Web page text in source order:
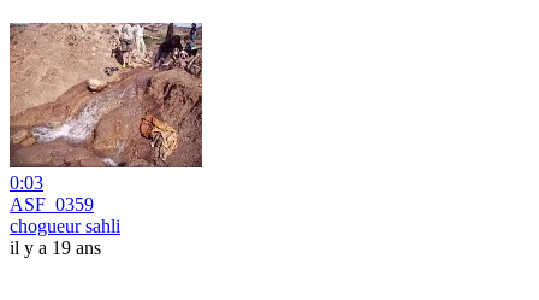
0:03
ASF_0359
chogueur sahli
il y a 19 ans